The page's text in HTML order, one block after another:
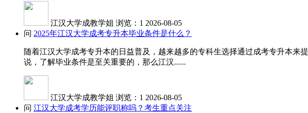
江汉大学成教学姐 浏览：1 2026-08-05
问 2025年江汉大学成考专升本毕业条件是什么？
随着江汉大学成考专升本的日益普及，越来越多的专科生选择通过成考专升本
说，了解毕业条件是至关重要的，那么江汉......
江汉大学成教学姐 浏览：1 2026-08-05
问 江汉大学成考学历能评职称吗？考生重点关注